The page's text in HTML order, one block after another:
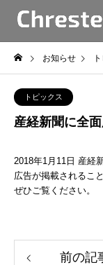
お知らせ
トピックス
産経新聞に全
2018年1月11日 産経
広告が掲載されるこ
ぜひご覧ください。
前の記